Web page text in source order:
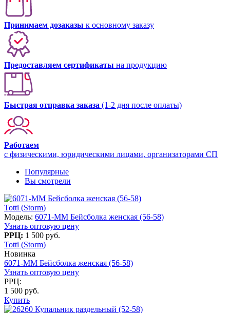
Принимаем дозаказы к основному заказу
Предоставляем сертификаты на продукцию
Быстрая отправка заказа (1-2 дня после оплаты)
Работаем
с физическими, юридическими лицами, организаторами СП
Популярные
Вы смотрели
Totti (Storm)
Модель: 6071-MM Бейсболка женская (56-58)
Узнать оптовую цену
РРЦ: 1 500 руб.
Totti (Storm)
Новинка
6071-MM Бейсболка женская (56-58)
Узнать оптовую цену
РРЦ:
1 500 руб.
Купить